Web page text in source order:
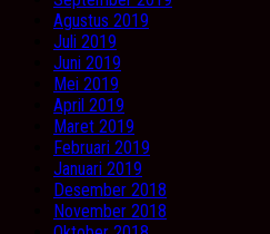
Agustus 2019
Juli 2019
Juni 2019
Mei 2019
April 2019
Maret 2019
Februari 2019
Januari 2019
Desember 2018
November 2018